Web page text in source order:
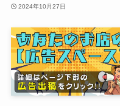
2024年10月27日